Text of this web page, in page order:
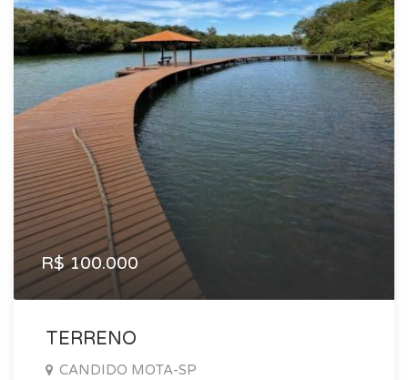
R$ 100.000
TERRENO
CANDIDO MOTA-SP